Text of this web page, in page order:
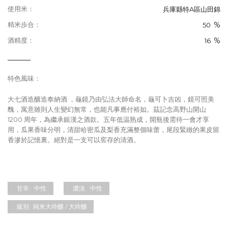
使用米： 兵庫縣特A區山田錦
精米歩合： 50 %
酒精度： 16 %
特色風味：
大七酒造釀造奉納酒 ，龜鏡乃由弘法大師命名，龜可卜吉凶，鏡可照美
醜，寓意雖則人生變幻無常，也能凡事應付裕如。茲記念高野山開山
1200 周年，為繼承銀漢之酒款。五年低温熟成，開瓶後需待一會才享
用，瓜果香味分明，清甜哈密瓜及梨香充滿整個味蕾，尾段緊緻的果皮留
香滲於記憶裏。絕對是一支可以窖存的清酒。
甘辛: 中性 濃淡: 中性
級別: 純米大吟釀 / 大吟釀